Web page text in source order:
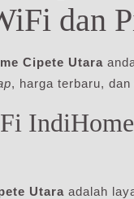
dan
Cipete Utara
, harga terbaru,
Utara adalah